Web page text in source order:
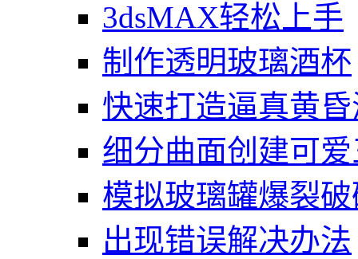
3dsMAX轻松上手
制作透明玻璃酒杯
快速打造逼真黄
细分曲面创建可
模拟玻璃罐爆裂
出现错误解决办法